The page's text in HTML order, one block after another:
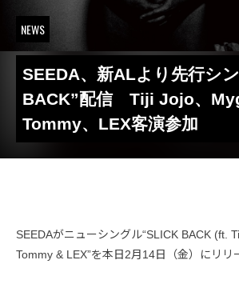
NEWS
SEEDA、新ALより先行シ
BACK”配信 Tiji Jojo、
Tommy、LEX客演参加
SEEDAがニューシングル“SLICK BACK (ft.
Tommy & LEX”を本日2月14日（金）にリリ